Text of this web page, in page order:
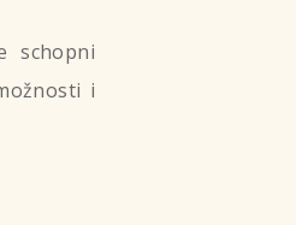
schopni
i